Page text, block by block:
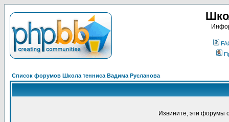
Список форумов Школа тенниса Вадима Русланова
Извините, эти форумы